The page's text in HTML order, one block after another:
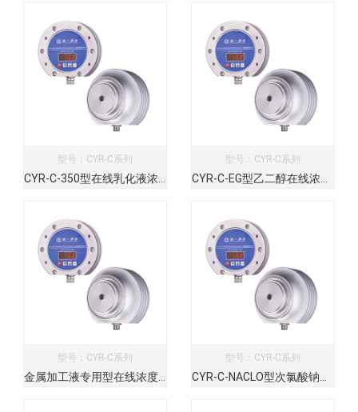
型号：CYR-C系列 型号：CYR-C系列
型号：CYR-C系列
金属加工液专用型在线浓度检测仪
型号：CYR-C系列